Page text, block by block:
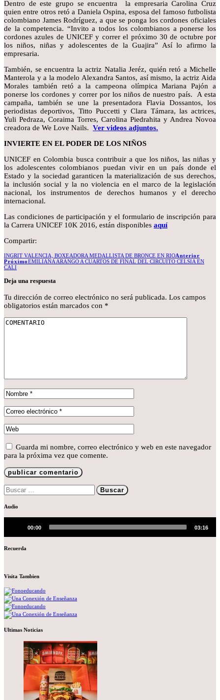
Dentro de este grupo se encuentra la empresaria Carolina Cruz
quien entre otros retó a Daniela Ospina, esposa del famoso futbolista
colombiano James Rodríguez, a que se ponga los cordones oficiales
de la competencia. “Invito a todos los colombianos a ponerse los
cordones azules de UNICEF y correr el próximo 30 de octubre por
los niños, niñas y adolescentes de la Guajira” Así lo afirmo la
empresaria.
También, se encuentra la actriz Natalia Jeréz, quién retó a Michelle
Manterola y a la modelo Alexandra Santos, así mismo, la actriz Aida
Morales también retó a la campeona olímpica Mariana Pajón a
ponerse los cordones y correr por los niños de nuestro país. A esta
campaña, también se une la presentadora Flavia Dossantos, los
periodistas deportivos, Titto Puccetti y Clara Támara, las actrices,
Yuli Pedraza, Coraima Torres, Carolina Piedrahita y Andrea Novoa
creadora de We Love Nails. Ver videos adjuntos.
INVIERTE EN EL PODER DE LOS NIÑOS
UNICEF en Colombia busca contribuir a que los niños, las niñas y
los adolescentes colombianos puedan vivir en un país donde el
Estado y la sociedad garanticen la materialización de sus derechos,
la inclusión social y la no violencia en el marco de la legislación
nacional, los instrumentos de derechos humanos y el derecho
internacional.
Las condiciones de participación y el formulario de inscripción para
la Carrera UNICEF 10K 2016, están disponibles aquí
Compartir:
INGRIT VALENCIA, BOXEADORA MEDALLISTA DE BRONCE EN RIOAnterior
PróximoEMILIANA ARANGO A CUARTOS DE FINAL DEL CIRCUITO CELSIA EN
CALI
Deja una respuesta
Tu dirección de correo electrónico no será publicada. Los campos
obligatorios están marcados con *
Guarda mi nombre, correo electrónico y web en este navegador
para la próxima vez que comente.
Buscar:
Audio
00:00 03:16
Recuerda
Visita Tambien
Ultimas Noticias